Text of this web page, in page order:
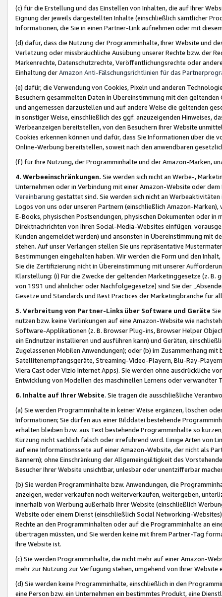
(c) für die Erstellung und das Einstellen von Inhalten, die auf Ihrer
Eignung der jeweils dargestellten Inhalte (einschließlich sämtlicher
Informationen, die Sie in einen Partner-Link aufnehmen oder mit
(d) dafür, dass die Nutzung der Programminhalte, Ihrer Website und
Verletzung oder missbräuchliche Ausübung unserer Rechte bzw. der
Markenrechte, Datenschutzrechte, Veröffentlichungsrechte oder
Einhaltung derAmazon Anti-Fälschungsrichtlinien für das
(e) dafür, die Verwendung von Cookies, Pixeln und anderen
Besuchern gesammelten Daten in Übereinstimmung mit den
und angemessen darzustellen und auf andere Weise die geltenden
in sonstiger Weise, einschließlich des ggf. anzuzeigenden Hinweises,
Werbeanzeigen bereitstellen, von den Besuchern Ihrer Website
Cookies erkennen können und dafür, dass Sie Informationen über die
Online-Werbung bereitstellen, soweit nach den anwendbaren
(f) für Ihre Nutzung, der Programminhalte und der Amazon-Marken,
4. Werbeeinschränkungen. Sie werden sich nicht an Werbe-,
Unternehmen oder in Verbindung mit einer Amazon-Website oder
Vereinbarung gestattet sind. Sie werden sich nicht an
Logos von uns oder unseren Partnern (einschließlich Amazon-
E-Books, physischen Postsendungen, physischen Dokumenten oder in
Direktnachrichten von Ihren Social-Media-Websites einfügen.
Kunden angemeldet werden) und ansonsten in Übereinstimmung mit
stehen. Auf unser Verlangen stellen Sie uns repräsentative
Bestimmungen eingehalten haben. Wir werden die Form und den
Sie die Zertifizierung nicht in Übereinstimmung mit unserer
Klarstellung: (i) Für die Zwecke der geltenden Marketinggesetze (z. B.
von 1991 und ähnlicher oder Nachfolgegesetze) sind Sie der
Gesetze und Standards und Best Practices der Marketingbranche für
5. Verbreitung von Partner-Links über Software und Geräte
nutzen bzw. keine Verlinkungen auf eine Amazon-Website wie
Software-Applikationen (z. B. Browser Plug-ins, Browser Helper
ein Endnutzer installieren und ausführen kann) und Geräten,
Zugelassenen Mobilen Anwendungen); oder (b) im Zusammenhang
Satellitenempfangsgeräte, Streaming-Video-Playern, Blu-Ray-
Viera Cast oder Vizio Internet Apps). Sie werden ohne ausdrückliche
Entwicklung von Modellen des maschinellen Lernens oder
6. Inhalte auf Ihrer Website. Sie tragen die ausschließliche
(a) Sie werden Programminhalte in keiner Weise ergänzen, löschen
Informationen; Sie dürfen aus einer Bilddatei bestehende
erhalten bleiben bzw. aus Text bestehende Programminhalte so
Kürzung nicht sachlich falsch oder irreführend wird. Einige Arten von
auf eine Informationsseite auf einer Amazon-Website, der nicht als
Bannern); ohne Einschränkung der Allgemeingültigkeit des
Besucher Ihrer Website unsichtbar, unlesbar oder unentzifferbar
(b) Sie werden Programminhalte bzw. Anwendungen, die
anzeigen, weder verkaufen noch weiterverkaufen, weitergeben,
innerhalb von Werbung außerhalb Ihrer Website (einschließlich
Website oder einem Dienst (einschließlich Social Networking-
Rechte an den Programminhalten oder auf die Programminhalte an
übertragen müssten, und Sie werden keine mit Ihrem Partner-Tag
Ihre Website ist.
(c) Sie werden Programminhalte, die nicht mehr auf einer Amazon-
mehr zur Nutzung zur Verfügung stehen, umgehend von Ihrer
(d) Sie werden keine Programminhalte, einschließlich in den
eine Person bzw. ein Unternehmen ein bestimmtes Produkt, eine